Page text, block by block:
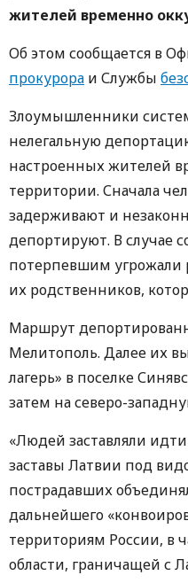
жителей временно
Об этом сообщается в
прокурора и Службы
Злоумышленники
нелегальную
настроенных жителей
территории. Сначала
задерживают и
депортируют. В случае
потерпевшим угрожали
их родственников,
Маршрут
Мелитополь. Далее их
лагерь» в поселке
затем на северо-
«Людей заставляли
заставы Латвии под
пострадавших
дальнейшего
территориям России, в
области, граничащей с